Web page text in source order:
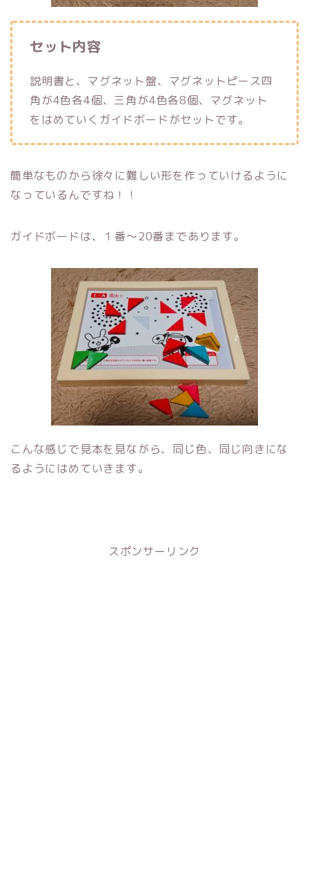
セット内容
説明書と、マグネット盤、マグネットピース四
角が4色各4個、三角が4色各8個、マグネット
をはめていくガイドボードがセットです。
簡単なものから徐々に難しい形を作っていけるように
なっているんですね！！
ガイドボードは、１番～20番まであります。
こんな感じで見本を見ながら、同じ色、同じ向きにな
るようにはめていきます。
スポンサーリンク